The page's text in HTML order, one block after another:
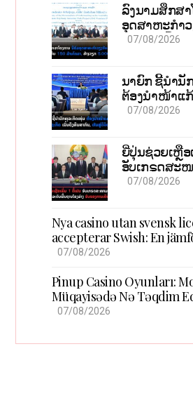
ລົງນາມສຶກສ
ອຸດສາຫະກຳ
ທານີ ຕັ້ງເປົ້າດຶ
07/08/2026
ນາຍົກ ຊີ້ນຳ
ຕ້ອງນຳໜ້າແ
ເສດຖະກິດ ເນັ້
07/08/2026
ຍີ່ປຸ່ນຊ່ວຍເຫຼືອ
ອັບເກຣດສະ
ຮັບຮອງການເຕີ
07/08/2026
Nya casino utan svensk
accepterar Swish: En
07/08/2026
Pinup Casino Oyunları:
Müqayisədə Nə Təqdim
07/08/2026